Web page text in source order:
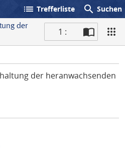
list Trefferliste search Suchen
der
1 :
der heranwachsenden